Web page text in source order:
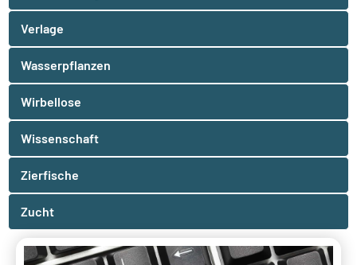
Verlage
Wasserpflanzen
Wirbellose
Wissenschaft
Zierfische
Zucht